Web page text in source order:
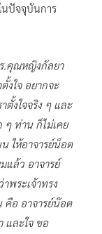
นปัจจุบันการ
.คุณหญิงกัลยา
งใจ อยากจะ
ตั้งใจจริง ๆ และ
ท่าน ก็ไม่เคย
ให้อาจารย์น็อต
แล้ว อาจารย์
พระเจ้าทรง
อ อาจารย์น๊อต
และใจ ขอ